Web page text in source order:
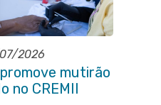
2026
mutirão
no CREMII